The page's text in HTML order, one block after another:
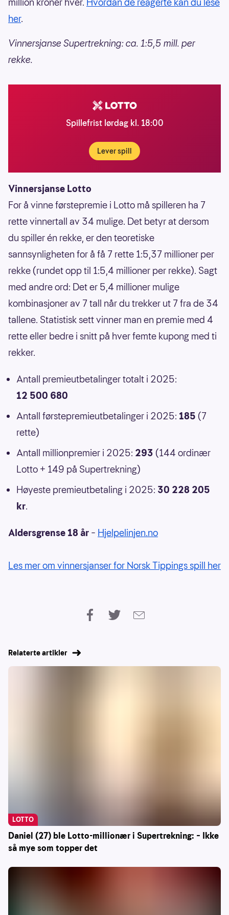
her.
Vinnersjanse Supertrekning: ca. 1:5,5 mill. per
rekke.
Spillefrist lørdag kl. 18:00
Lever spill
Vinnersjanse Lotto
For å vinne førstepremie i Lotto må spilleren ha 7
rette vinnertall av 34 mulige. Det betyr at dersom
du spiller én rekke, er den teoretiske
sannsynligheten for å få 7 rette 1:5,37 millioner per
rekke (rundet opp til 1:5,4 millioner per rekke). Sagt
med andre ord: Det er 5,4 millioner mulige
kombinasjoner av 7 tall når du trekker ut 7 fra de 34
tallene. Statistisk sett vinner man en premie med 4
rette eller bedre i snitt på hver femte kupong med ti
rekker.
Antall premieutbetalinger totalt i 2025:
12 500 680
Antall førstepremieutbetalinger i 2025: 185 (7
rette)
Antall millionpremier i 2025: 293 (144 ordinær
Lotto + 149 på Supertrekning)
Høyeste premieutbetaling i 2025: 30 228 205
kr.
Aldersgrense 18 år – Hjelpelinjen.no
Les mer om vinnersjanser for Norsk Tippings spill her
Relaterte artikler
Daniel (27) ble Lotto-millionær i Supertrekning: – Ikke
så mye som topper det
LOTTO